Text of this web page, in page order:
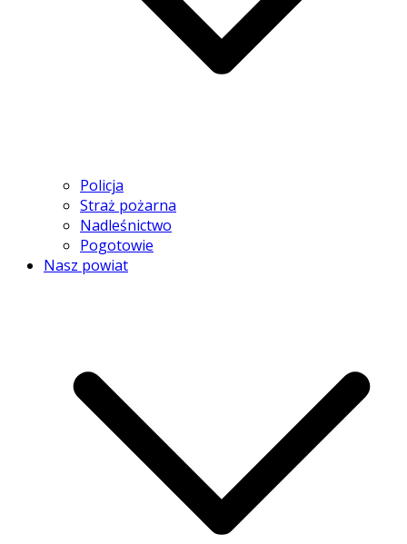
Policja
Straż pożarna
Nadleśnictwo
Pogotowie
Nasz powiat